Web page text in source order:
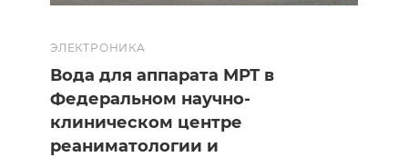
ЭЛЕКТРОНИКА
Вода для аппарата МРТ в
Федеральном научно-
клиническом центре
реаниматологии и